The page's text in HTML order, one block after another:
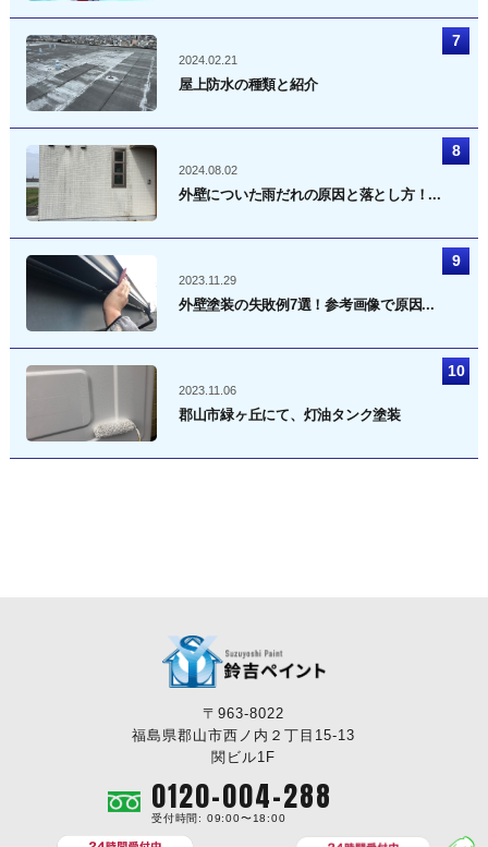
2024.02.21
屋上防水の種類と紹介
2024.08.02
外壁についた雨だれの原因と落とし方！...
2023.11.29
外壁塗装の失敗例7選！参考画像で原因...
2023.11.06
郡山市緑ヶ丘にて、灯油タンク塗装
〒963-8022
福島県郡山市西ノ内２丁目15-13
関ビル1F
0120-004-288
受付時間: 09:00〜18:00